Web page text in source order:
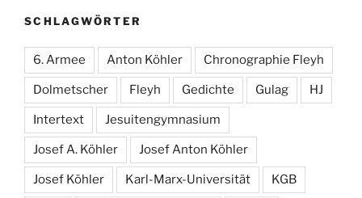
SCHLAGWÖRTER
6. Armee Anton Köhler Chronographie Fleyh
Dolmetscher Fleyh Gedichte Gulag HJ
Intertext Jesuitengymnasium
Josef A. Köhler Josef Anton Köhler
Josef Köhler Karl-Marx-Universität KGB